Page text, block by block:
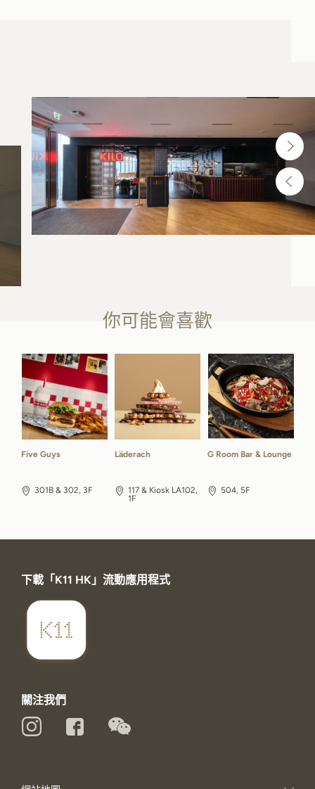
你可能會喜歡
Five Guys
301B & 302, 3F
Läderach
117 & Kiosk LA102,
1F
G Room Bar & Lounge
504, 5F
下載「K11 HK」流動應用程式
關注我們